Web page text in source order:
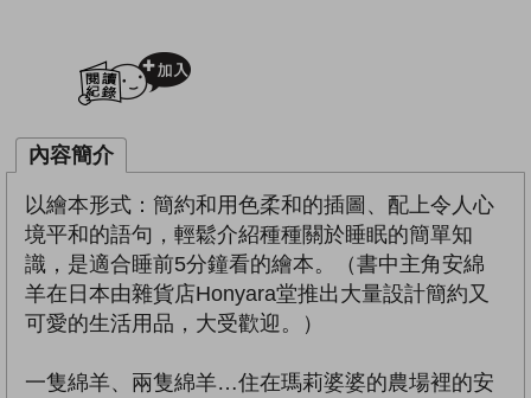
內容簡介
以繪本形式：簡約和用色柔和的插圖、配上令人心
境平和的語句，輕鬆介紹種種關於睡眠的簡單知
識，是適合睡前5分鐘看的繪本。（書中主角安綿
羊在日本由雜貨店Honyara堂推出大量設計簡約又
可愛的生活用品，大受歡迎。）
一隻綿羊、兩隻綿羊…住在瑪莉婆婆的農場裡的安